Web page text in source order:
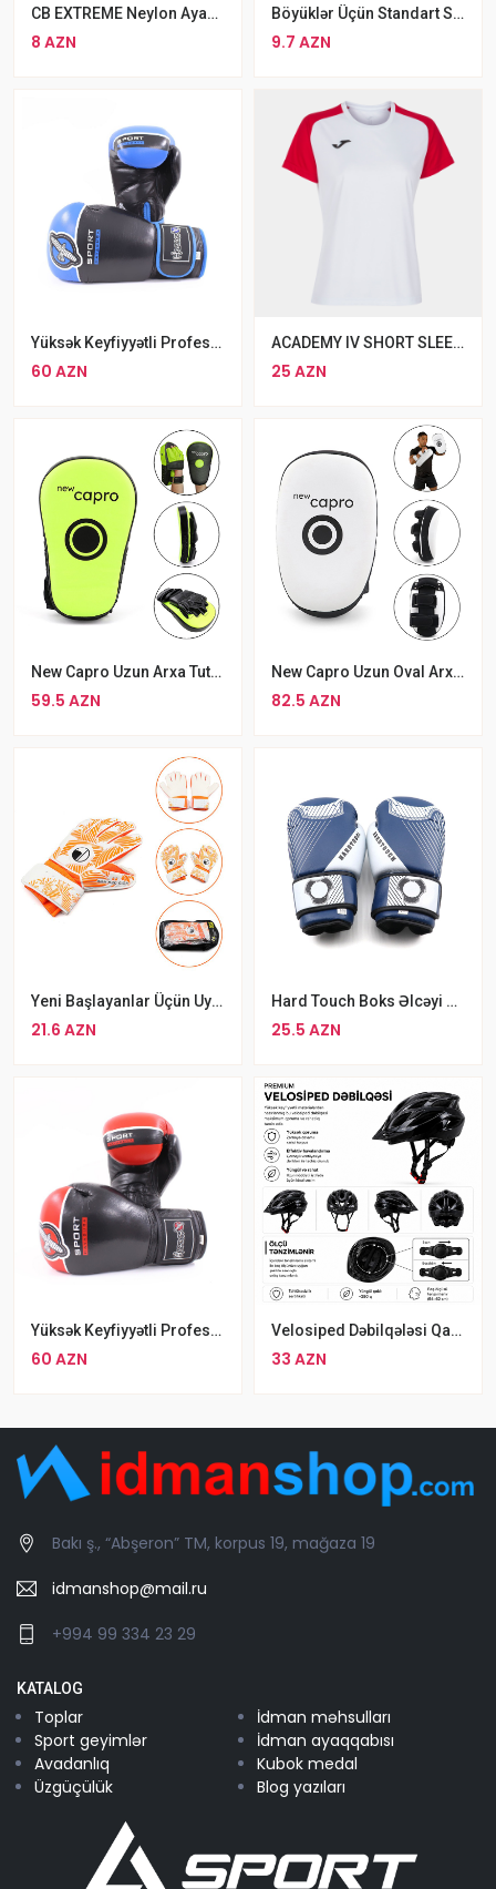
CB EXTREME Neylon Ayaq Biləyi Qoruyucusu
8 AZN
Böyüklər Üçün Standart Sport Əlcek
9.7 AZN
Yüksək Keyfiyyətli Professional Hayabusa Sport Boks Əlcəyi Dayanıqlı Boks Əlcəkləri
60 AZN
ACADEMY IV SHORT SLEEVE T-SHIRT WHITE RED
25 AZN
New Capro Uzun Arxa Tutacaqlı Əlcəkli Təlim Lapası Tək
59.5 AZN
New Capro Uzun Oval Arxa Tutacaqlı Təlim Lapa Tək
82.5 AZN
Yeni Başlayanlar Üçün Uygun 4 MM PRO Giga Qapıçı Əlcəyi
21.6 AZN
Hard Touch Boks Əlcəyi Göy MMA Əlcəyi
25.5 AZN
Yüksək Keyfiyyətli Professional Hayabusa Sport Boks Əlcəyi Dayanıqlı Boks Əlcəkləri
60 AZN
Velosiped Dəbilqələsi Qara Rəng
33 AZN
Bakı ş., “Abşeron” TM, korpus 19, mağaza 19
idmanshop@mail.ru
+994 99 334 23 29
KATALOG
Toplar
İdman məhsulları
Sport geyimlər
İdman ayaqqabısı
Avadanlıq
Kubok medal
Üzgüçülük
Blog yazıları